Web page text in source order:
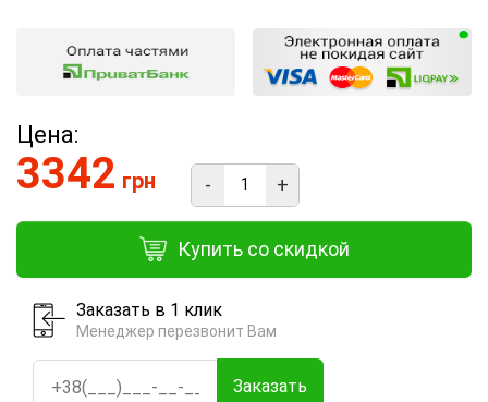
Цена:
3342 грн - +
Купить со скидкой
Заказать в 1 клик
Менеджер перезвонит Вам
Заказать